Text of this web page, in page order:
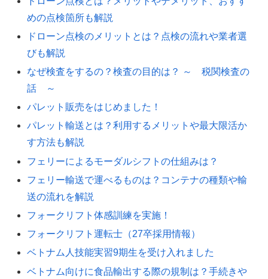
めの点検箇所も解説
ドローン点検のメリットとは？点検の流れや業者選
びも解説
なぜ検査をするの？検査の目的は？ ～ 税関検査の
話 ～
パレット販売をはじめました！
パレット輸送とは？利用するメリットや最大限活か
す方法も解説
フェリーによるモーダルシフトの仕組みは？
フェリー輸送で運べるものは？コンテナの種類や輸
送の流れを解説
フォークリフト体感訓練を実施！
フォークリフト運転士（27卒採用情報）
ベトナム人技能実習9期生を受け入れました
ベトナム向けに食品輸出する際の規制は？手続きや